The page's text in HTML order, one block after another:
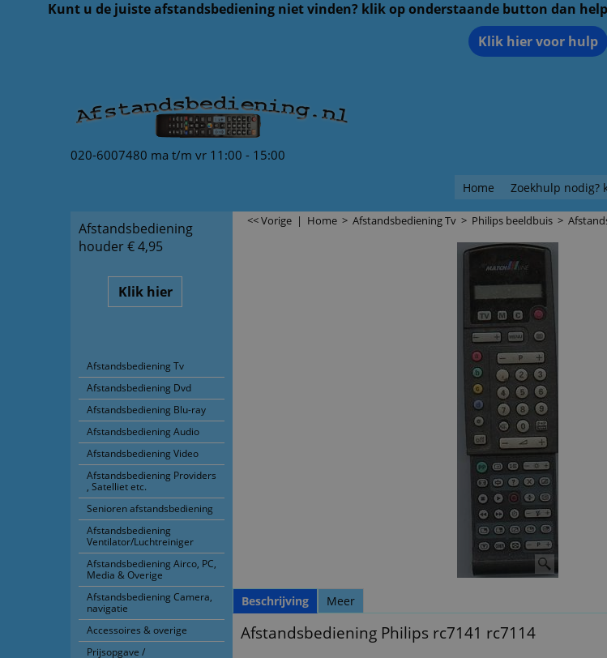
Kunt u de juiste afstandsbediening niet vinden? klik op onderstaande button dan
Klik hier voor hulp
020-6007480 ma t/m vr 11:00 - 15:00
Home Zoekhulp nodig?
Afstandsbediening
houder € 4,95
Klik hier
Afstandsbediening Tv
Afstandsbediening Dvd
Afstandsbediening Blu-ray
Afstandsbediening Audio
Afstandsbediening Video
Afstandsbediening Providers
, Satelliet etc.
Senioren afstandsbediening
Afstandsbediening
Ventilator/Luchtreiniger
Afstandsbediening Airco, PC,
Media & Overige
Afstandsbediening Camera,
navigatie
Accessoires & overige
Prijsopgave /
<< Vorige | Home > Afstandsbediening Tv > Philips beeldbuis >
Beschrijving Meer
Afstandsbediening Philips rc7141 rc7114